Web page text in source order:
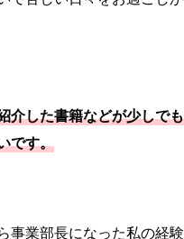
介した書籍などが少しで
です。
事業部長になった私の経